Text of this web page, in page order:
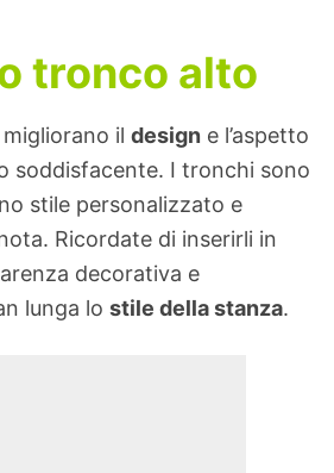
tronco alto
migliorano il design e l’aspetto
soddisfacente. I tronchi sono
stile personalizzato e
Ricordate di inserirli in
decorativa e
lunga lo stile della stanza.